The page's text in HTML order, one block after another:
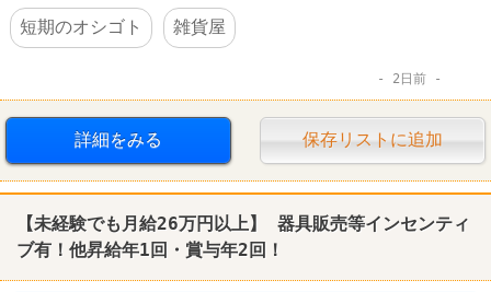
短期のオシゴト
雑貨屋
2日前
詳細をみる 保存リストに追加
【未経験でも月給26万円以上】 器具販売等インセンティ
ブ有！他昇給年1回・賞与年2回！